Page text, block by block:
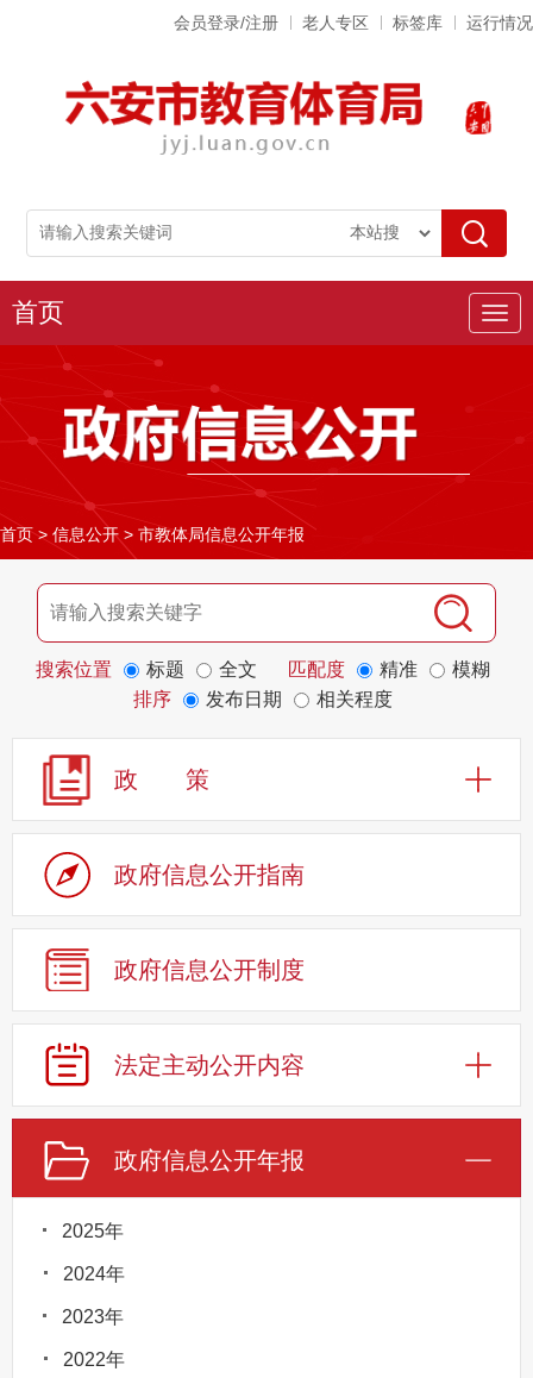
会员登录/注册 老人专区 标签库 运行情况
导
首页
首页> 信息公开 > 市教体局信息公开年报
搜索位置 标题 全文 匹配度 精准
模糊
排序
发布日期 相关程度
政 策
政府信息公开指南
政府信息公开制度
法定主动公开内容
政府信息公开年报
2025年
2024年
2023年
2022年